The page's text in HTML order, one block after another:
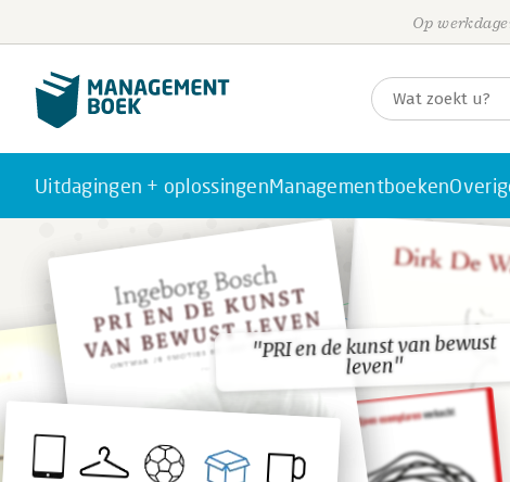
Op
Uitdagingen + oplossingenManagementboeken
"PRI en de kunst van bewust
leven"
"PRI en de kunst van bewust
leven"